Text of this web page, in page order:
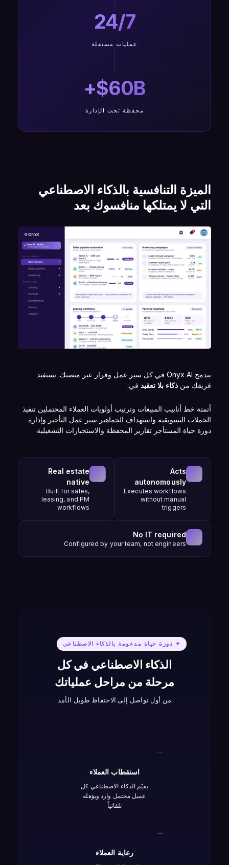
24/7
عمليات مستقلة
$60B+
محفظة تحت الإدارة
الميزة التنافسية بالذكاء الاصطناعي
التي لا يمتلكها منافسوك بعد
يندمج Onyx AI في كل سير عمل وقرار عبر منصتك. يستفيد
فريقك من ذكاء بلا تعقيد في:
أتمتة خط أنابيب المبيعات وترتيب أولويات العملاء المحتملين تنفيذ
الحملات التسويقية واستهداف الجماهير سير عمل التأجير وإدارة
دورة حياة المستأجر تقارير المحفظة والاستخبارات التشغيلية
Acts
autonomously
Executes workflows
without manual
triggers
Real estate
native
Built for sales,
leasing, and PM
workflows
No IT required
Configured by your team, not engineers
✦ دورة حياة مدعومة بالذكاء الاصطناعي
الذكاء الاصطناعي في كل
مرحلة من مراحل عملياتك
من أول تواصل إلى الاحتفاظ طويل الأمد
استقطاب العملاء
يقيّم الذكاء الاصطناعي كل
عميل محتمل وارد ويؤهله
تلقائياً
→
رعاية العملاء
→